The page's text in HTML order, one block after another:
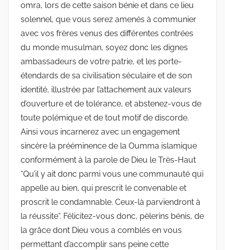
omra, lors de cette saison bénie et dans ce lieu
solennel, que vous serez amenés à communier
avec vos frères venus des différentes contrées
du monde musulman, soyez donc les dignes
ambassadeurs de votre patrie, et les porte-
étendards de sa civilisation séculaire et de son
identité, illustrée par l’attachement aux valeurs
d’ouverture et de tolérance, et abstenez-vous de
toute polémique et de tout motif de discorde.
Ainsi vous incarnerez avec un engagement
sincère la prééminence de la Oumma islamique
conformément à la parole de Dieu le Très-Haut
“Qu’il y ait donc parmi vous une communauté qui
appelle au bien, qui prescrit le convenable et
proscrit le condamnable. Ceux-là parviendront à
la réussite”. Félicitez-vous donc, pèlerins bénis, de
la grâce dont Dieu vous a comblés en vous
permettant d’accomplir sans peine cette